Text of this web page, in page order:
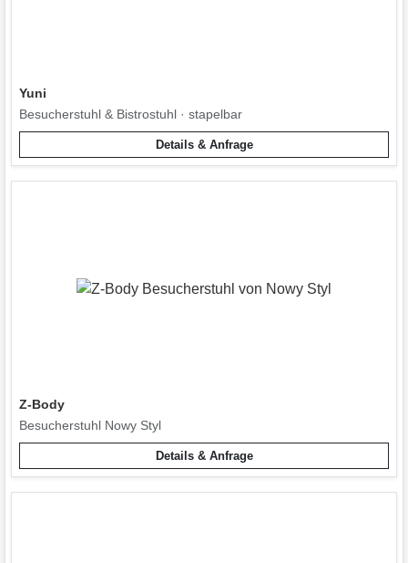
Yuni
Besucherstuhl & Bistrostuhl · stapelbar
Details & Anfrage
Z-Body
Besucherstuhl Nowy Styl
Details & Anfrage